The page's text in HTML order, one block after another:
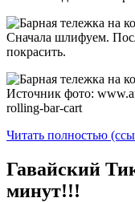
Сначала шлифуем.
покрасить.
Источник фото:
rolling-bar-cart
Читать полностью
Гавайский
минут!!!